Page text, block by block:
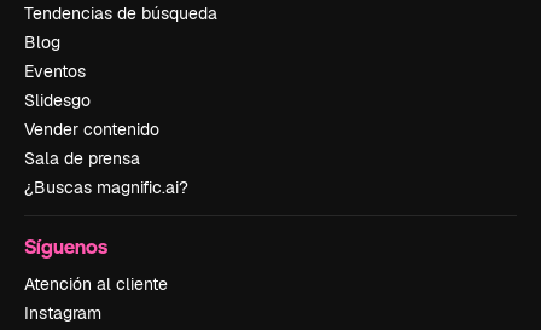
Tendencias de búsqueda
Blog
Eventos
Slidesgo
Vender contenido
Sala de prensa
¿Buscas magnific.ai?
Síguenos
Atención al cliente
Instagram